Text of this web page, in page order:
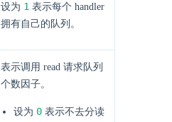
设为 1 表示每个 handler
拥有自己的队列。
表示调用 read 请求队列
个数因子。
设为 0 表示不去分读